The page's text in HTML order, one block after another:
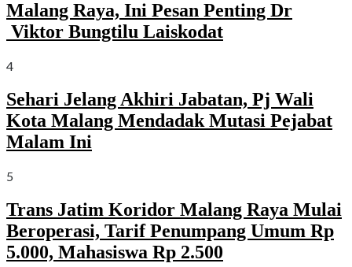
Malang Raya, Ini Pesan Penting Dr
Viktor Bungtilu Laiskodat
4
Sehari Jelang Akhiri Jabatan, Pj Wali
Kota Malang Mendadak Mutasi Pejabat
Malam Ini
5
Trans Jatim Koridor Malang Raya Mulai
Beroperasi, Tarif Penumpang Umum Rp
5.000, Mahasiswa Rp 2.500